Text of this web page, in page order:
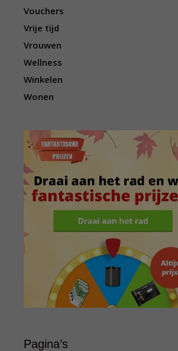
Vouchers
Vrije tijd
Vrouwen
Wellness
Winkelen
Wonen
Pagina’s